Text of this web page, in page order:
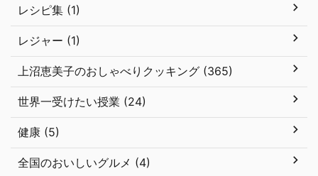
レシピ集 (1)
レジャー (1)
上沼恵美子のおしゃべりクッキング (365)
世界一受けたい授業 (24)
健康 (5)
全国のおいしいグルメ (4)